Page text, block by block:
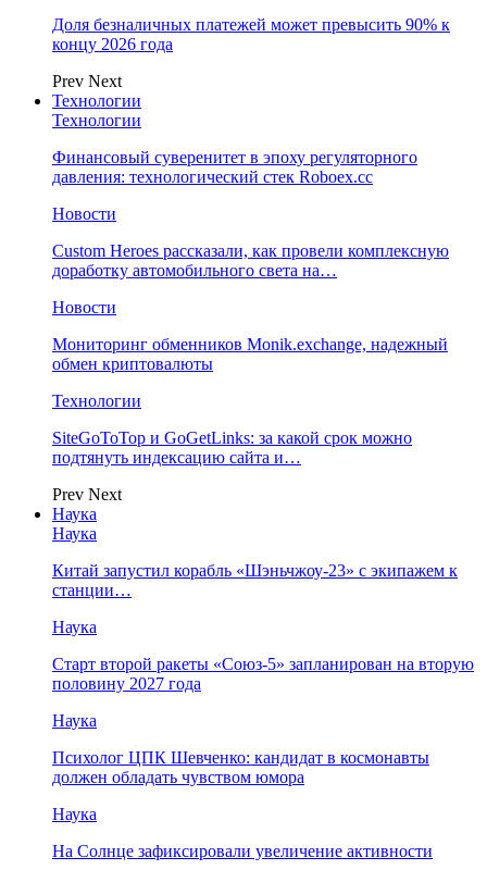
Доля безналичных платежей может превысить 90% к
концу 2026 года
Prev Next
Технологии
Технологии
Финансовый суверенитет в эпоху регуляторного
давления: технологический стек Roboex.cc
Новости
Custom Heroes рассказали, как провели комплексную
доработку автомобильного света на…
Новости
Мониторинг обменников Monik.exchange, надежный
обмен криптовалюты
Технологии
SiteGoToTop и GoGetLinks: за какой срок можно
подтянуть индексацию сайта и…
Prev Next
Наука
Наука
Китай запустил корабль «Шэньчжоу-23» с экипажем к
станции…
Наука
Старт второй ракеты «Союз-5» запланирован на вторую
половину 2027 года
Наука
Психолог ЦПК Шевченко: кандидат в космонавты
должен обладать чувством юмора
Наука
На Солнце зафиксировали увеличение активности